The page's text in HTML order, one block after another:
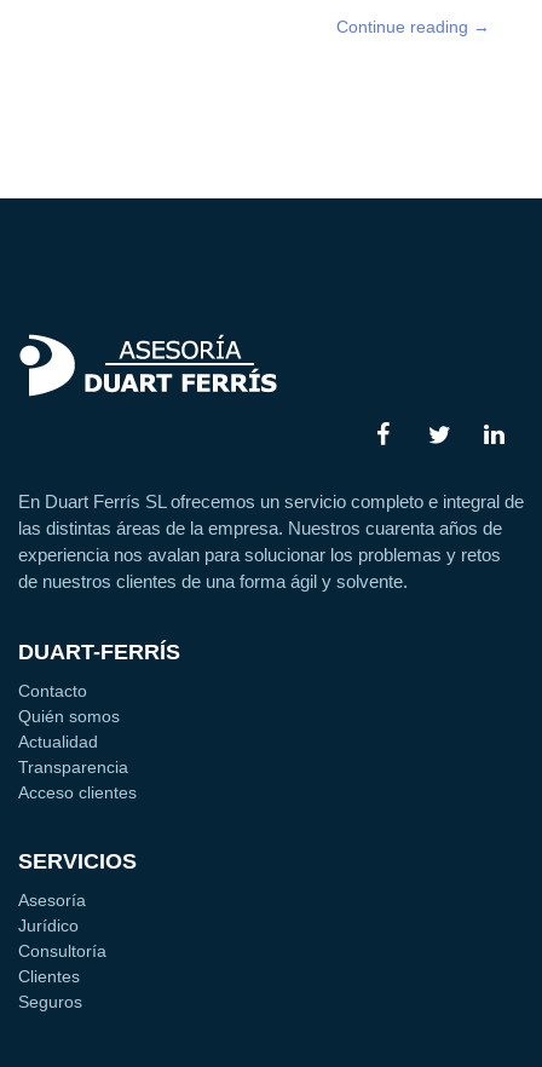
Continue reading →
En Duart Ferrís SL ofrecemos un servicio completo e integral de
las distintas áreas de la empresa. Nuestros cuarenta años de
experiencia nos avalan para solucionar los problemas y retos
de nuestros clientes de una forma ágil y solvente.
DUART-FERRÍS
Contacto
Quién somos
Actualidad
Transparencia
Acceso clientes
SERVICIOS
Asesoría
Jurídico
Consultoría
Clientes
Seguros